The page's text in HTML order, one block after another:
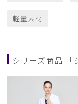
軽量素材
シリーズ商品 「